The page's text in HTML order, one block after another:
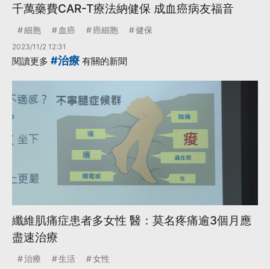
千萬藥費CAR-T療法納健保 成血癌病友福音
細胞 血癌 癌細胞 健保
2023/11/2 12:31
閱讀更多 #治療 有關的新聞
纖維肌痛症患者多女性 醫：莫名疼痛逾3個月應
盡速治療
治療 生活 女性